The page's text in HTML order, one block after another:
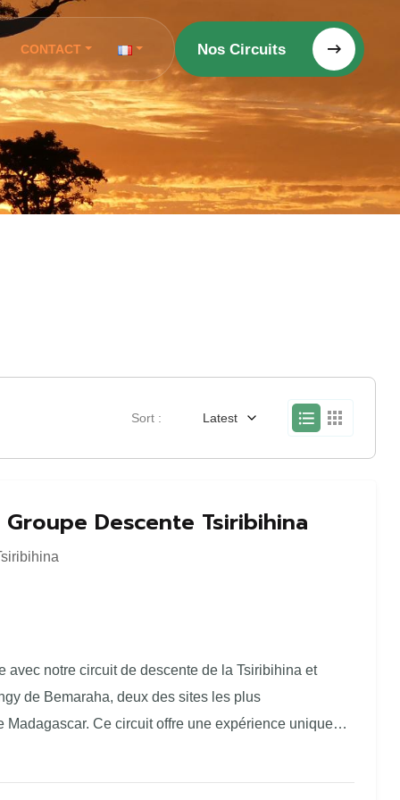
CONTACT Nos Circuits
Sort : Latest
Descente Tsiribihina
avec notre circuit de descente de la Tsiribihina et
de Bemaraha, deux des sites les plus
Madagascar. Ce circuit offre une expérience unique